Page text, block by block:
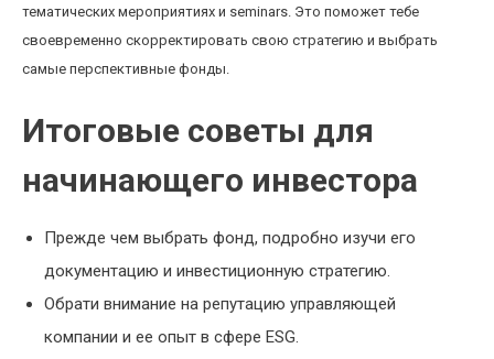
тематических мероприятиях и seminars. Это поможет тебе
своевременно скорректировать свою стратегию и выбрать
самые перспективные фонды.
Итоговые советы для
начинающего инвестора
Прежде чем выбрать фонд, подробно изучи его
документацию и инвестиционную стратегию.
Обрати внимание на репутацию управляющей
компании и ее опыт в сфере ESG.